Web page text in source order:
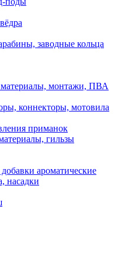
заводные кольца
монтажи, ПВА
коннекторы, мотовила
приманок
гильзы
ароматические
насадки